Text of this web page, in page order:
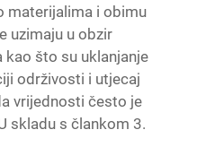
materijalima i obimu
uzimaju u obzir
što su uklanjanje
održivosti i utjecaj
vrijednosti često je
skladu s člankom 3.